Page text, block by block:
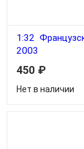
1:32
2003
450 ₽
Нет в наличии